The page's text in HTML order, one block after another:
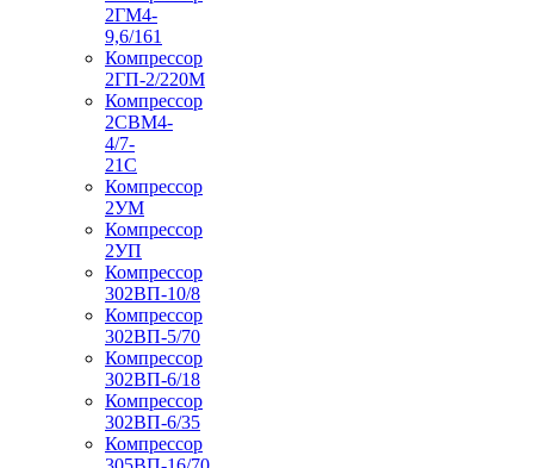
2ГМ4-
9,6/161
Компрессор
2ГП-2/220М
Компрессор
2СВМ4-
4/7-
21С
Компрессор
2УМ
Компрессор
2УП
Компрессор
302ВП-10/8
Компрессор
302ВП-5/70
Компрессор
302ВП-6/18
Компрессор
302ВП-6/35
Компрессор